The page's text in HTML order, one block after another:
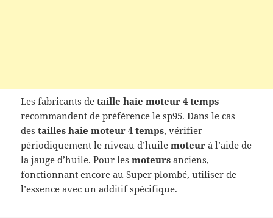
Les fabricants de taille haie moteur 4 temps
recommandent de préférence le sp95. Dans le cas
des tailles haie moteur 4 temps, vérifier
périodiquement le niveau d’huilemoteurà l’aide de
la jauge d’huile. Pour lesmoteurs anciens,
fonctionnant encore au Super plombé, utiliser de
l’essence avec un additif spécifique.